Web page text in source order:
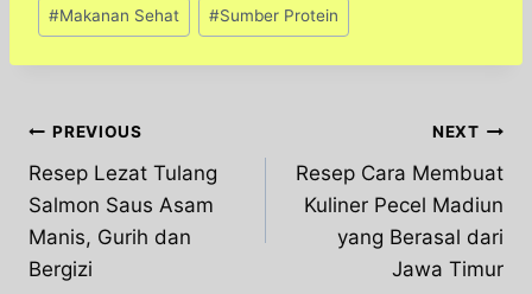
#Makanan Sehat #Sumber Protein
Post
navigation
PREVIOUS
Resep Lezat Tulang
Salmon Saus Asam
Manis, Gurih dan
Bergizi
NEXT
Resep Cara Membuat
Kuliner Pecel Madiun
yang Berasal dari
Jawa Timur